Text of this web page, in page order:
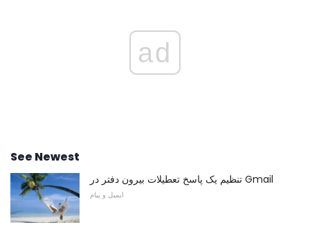
ad
See Newest
تنظیم یک پاسخ تعطیلات بیرون دفتر در Gmail
ایمیل و پیام